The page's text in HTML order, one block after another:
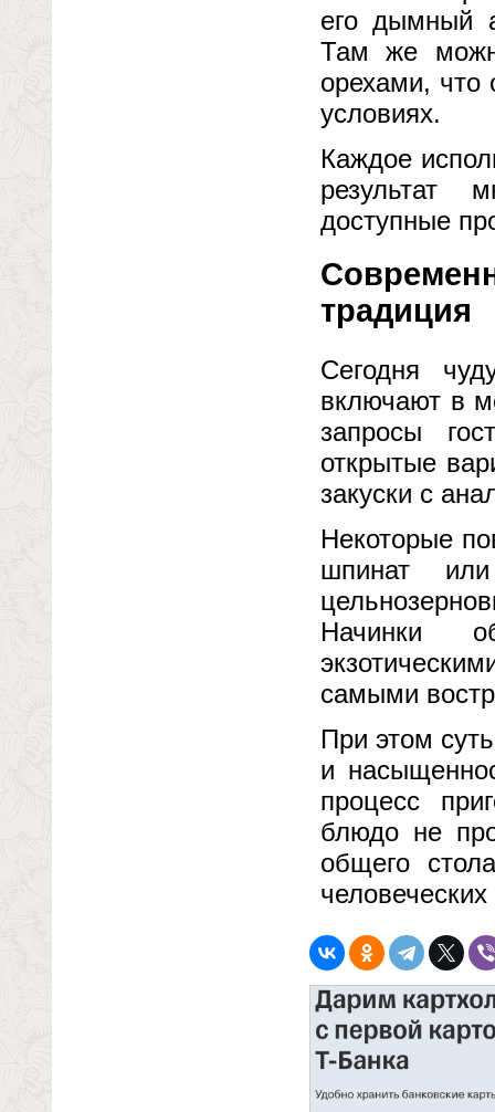
его дымный
Там же
орехами, что
условиях.
Каждое
результат
доступные
традиция
Сегодня
включают в
запросы
открытые
закуски с
Некоторые
шпинат
Начинки
самыми
При этом
и
процесс
блюдо не
общего
человеческих